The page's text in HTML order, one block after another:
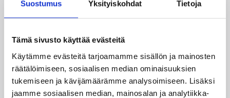
Suostumus Yksityiskohdat Tietoja
Tämä sivusto käyttää evästeitä
Käytämme evästeitä tarjoamamme sisällön ja mainosten
räätälöimiseen, sosiaalisen median ominaisuuksien
tukemiseen ja kävijämäärämme analysoimiseen. Lisäksi
jaamme sosiaalisen median, mainosalan ja analytiikka-